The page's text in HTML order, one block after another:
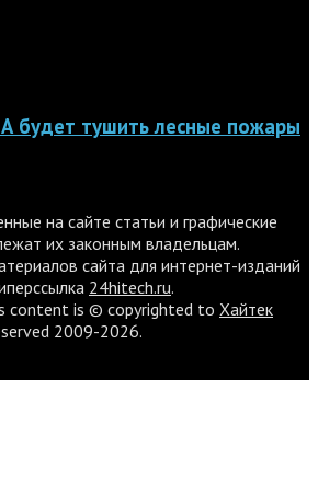
будет тушить лесные пожары
на сайте статьи и графические
их законным владельцам.
сайта для интернет-изданий
24hitech.ru.
content is © copyrighted to Хайтек
2009-2026.